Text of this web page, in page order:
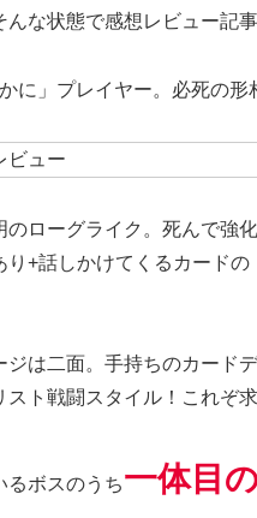
んな状態で感想レビュー記
に」プレイヤー。必死の形
のローグライク。死んで強
り+話しかけてくるカードの
ジは二面。手持ちのカード
スト戦闘スタイル！これぞ
るボスのうち一体目